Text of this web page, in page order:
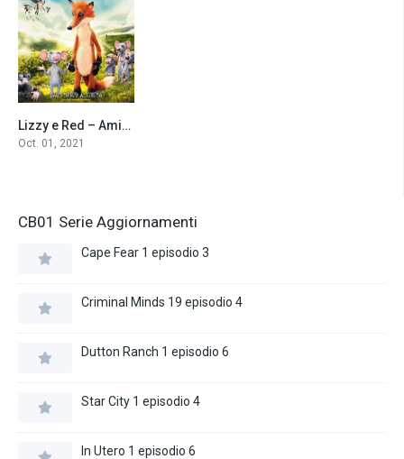
6.6Lizzy e Red – Amici per sempre (2021)
Oct. 01, 2021
CB01 Serie Aggiornamenti
Cape Fear 1 episodio 3
Criminal Minds 19 episodio 4
Dutton Ranch 1 episodio 6
Star City 1 episodio 4
In Utero 1 episodio 6